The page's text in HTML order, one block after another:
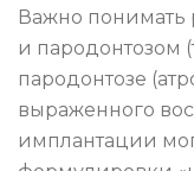
Важно понимать
и пародонтозом
пародонтозе
выраженного
имплантации